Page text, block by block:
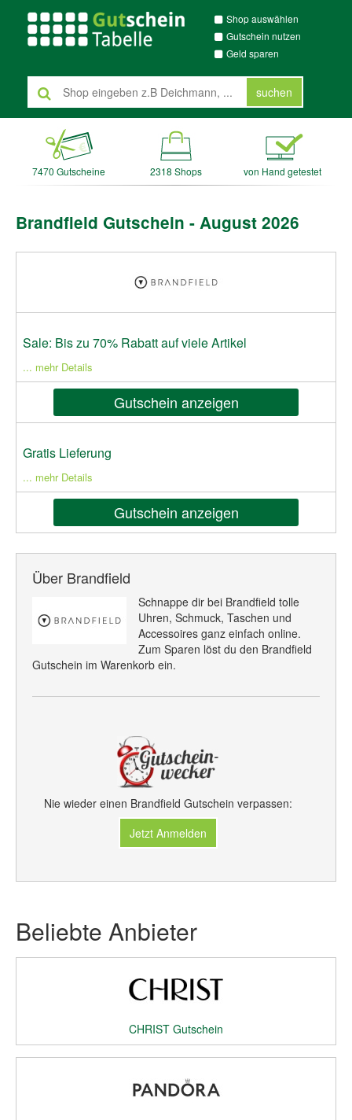
Shop auswählen
Gutschein nutzen
Geld sparen
suchen
7470 Gutscheine 2318 Shops von Hand getestet
Brandfield Gutschein - August 2026
Sale: Bis zu 70% Rabatt auf viele Artikel
... mehr Details
Gutschein anzeigen
Gratis Lieferung
... mehr Details
Gutschein anzeigen
Über Brandfield
Schnappe dir bei Brandfield tolle
Uhren, Schmuck, Taschen und
Accessoires ganz einfach online.
Zum Sparen löst du den Brandfield
Gutschein im Warenkorb ein.
Nie wieder einen Brandfield Gutschein verpassen:
Jetzt Anmelden
Beliebte Anbieter
CHRIST Gutschein